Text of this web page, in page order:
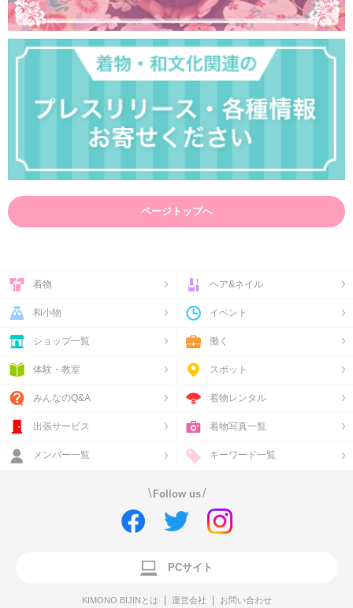
ページトップへ
着物 ヘア&ネイル
和小物 イベント
ショップ一覧 働く
体験・教室 スポット
みんなのQ&A 着物レンタル
出張サービス 着物写真一覧
メンバー一覧 キーワード一覧
\ Follow us/
PCサイト
KIMONO BIJINとは 運営会社 お問い合わせ